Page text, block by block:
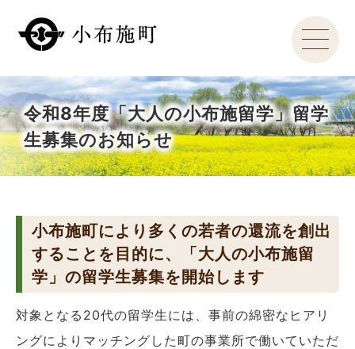
令和8年度「大人の小布施留学」留学
生募集のお知らせ
小布施町により多くの若者の還流を創出
することを目的に、「大人の小布施留
学」の留学生募集を開始します
対象となる20代の留学生には、事前の綿密なヒアリ
ングによりマッチングした町の事業所で働いていただ